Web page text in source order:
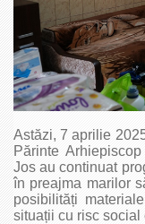
Astăzi, 7 aprilie
Părinte
Jos au continuat
în preajma marilor
posibilități
situații cu risc social